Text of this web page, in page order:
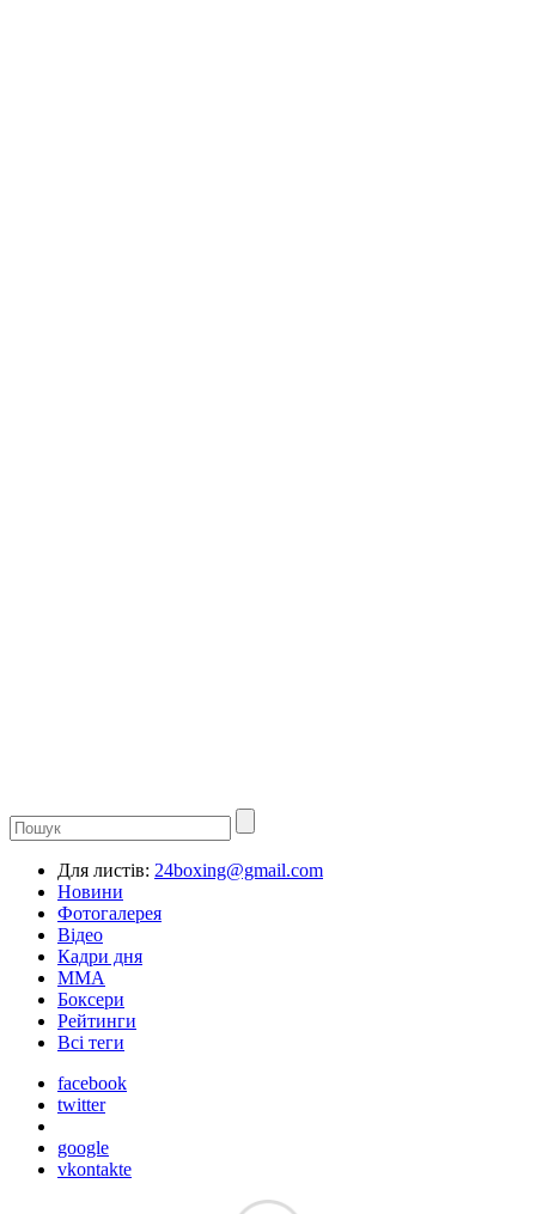
Для листів: 24boxing@gmail.com
Новини
Фотогалерея
Відео
Кадри дня
ММА
Боксери
Рейтинги
Всі теги
facebook
twitter
google
vkontakte